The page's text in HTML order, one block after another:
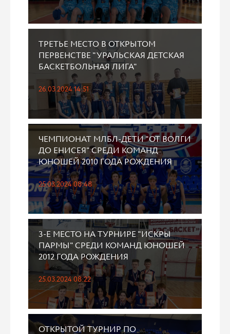
ТРЕТЬЕ МЕСТО В ОТКРЫТОМ
ПЕРВЕНСТВЕ "УРАЛЬСКАЯ ДЕТСКАЯ
БАСКЕТБОЛЬНАЯ ЛИГА"
26.03.2024 14:51
ЧЕМПИОНАТ МЛБЛ-ДЕТИ "ОТ ВОЛГИ
ДО ЕНИСЕЯ" СРЕДИ КОМАНД
ЮНОШЕЙ 2010 ГОДА РОЖДЕНИЯ
25.03.2024 08:48
3-Е МЕСТО НА ТУРНИРЕ "ИСКРЫ
ПАРМЫ" СРЕДИ КОМАНД ЮНОШЕЙ
2012 ГОДА РОЖДЕНИЯ
25.03.2024 08:22
ОТКРЫТОЙ ТУРНИР ПО